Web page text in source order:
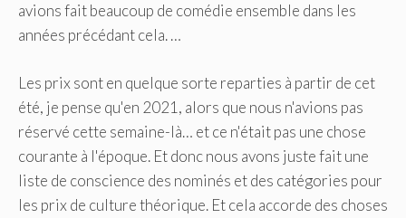
avions fait beaucoup de comédie ensemble dans les
années précédant cela. …
Les prix sont en quelque sorte reparties à partir de cet
été, je pense qu'en 2021, alors que nous n'avions pas
réservé cette semaine-là… et ce n'était pas une chose
courante à l'époque. Et donc nous avons juste fait une
liste de conscience des nominés et des catégories pour
les prix de culture théorique. Et cela accorde des choses